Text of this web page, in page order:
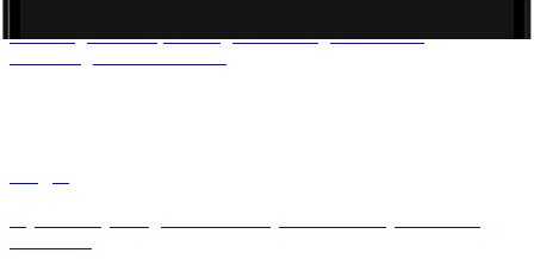
Értsd meg az erőket, az energiát és a mozgást interaktív